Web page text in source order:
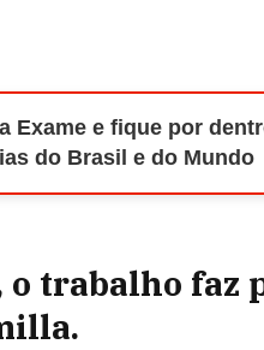
Exame e fique por
do Brasil e do Mundo
o trabalho faz